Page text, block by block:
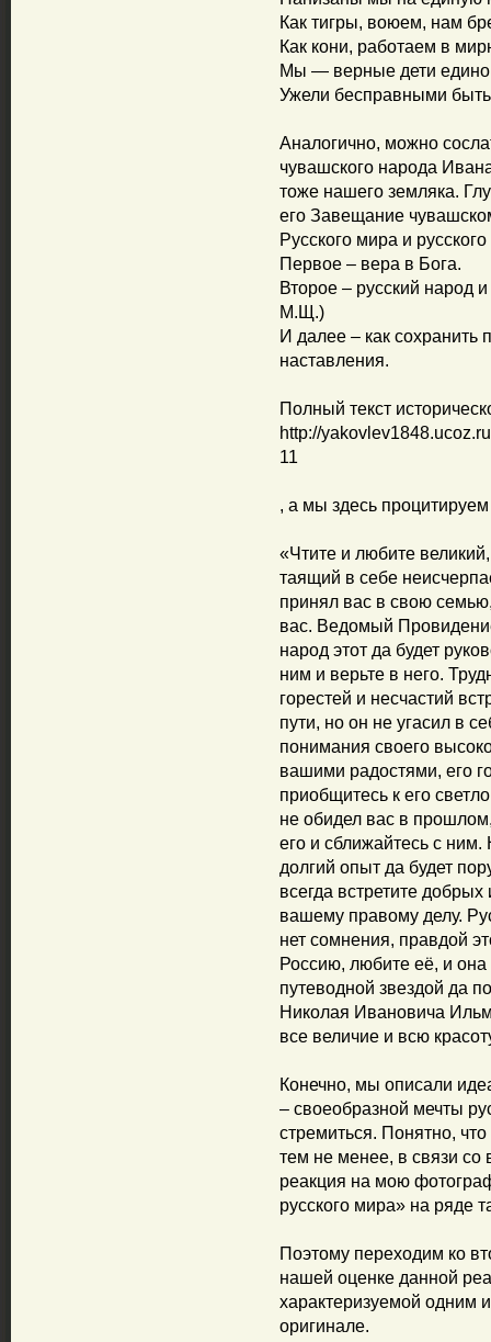
Как тигры, воюем, нам
Как кони, работаем в
Мы — верные дети
Ужели бесправными
Аналогично, можно
чувашского народа
тоже нашего земляка.
его Завещание
Русского мира и
Первое – вера в Бога.
Второе – русский народ
М.Щ.)
И далее – как
наставления.
Полный текст
http://
11
, а мы здесь
«Чтите и любите
таящий в себе
принял вас в свою
вас. Ведомый
народ этот да будет
ним и верьте в него.
горестей и несчастий
пути, но он не угасил в
понимания своего
вашими радостями, его
приобщитесь к его
не обидел вас в
его и сближайтесь с
долгий опыт да будет
всегда встретите
вашему правому делу.
нет сомнения, правдой
Россию, любите её, и
путеводной звездой да
Николая Ивановича
все величие и всю
Конечно, мы описали
– своеобразной мечты
стремиться. Понятно,
тем не менее, в связи
реакция на мою
русского мира» на ряде
Поэтому переходим ко
нашей оценке данной
характеризуемой одним
оригинале.